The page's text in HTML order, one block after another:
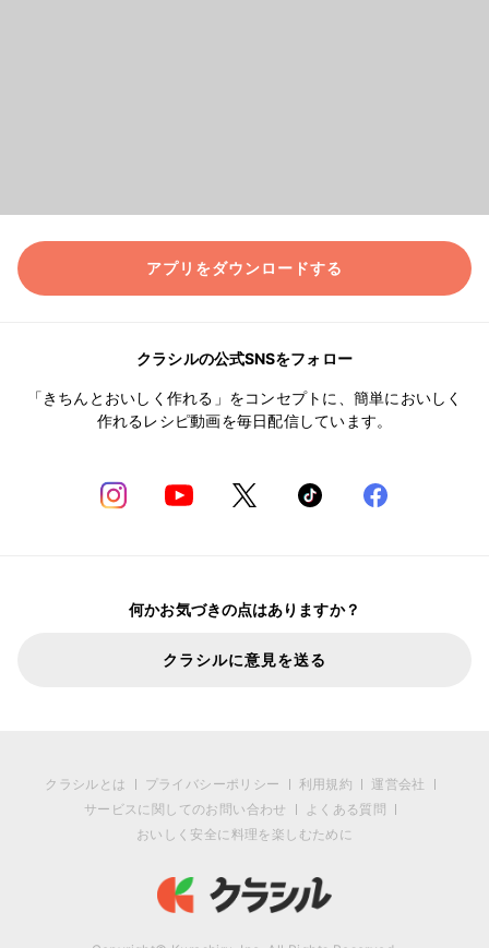
アプリをダウンロードする
クラシルの公式SNSをフォロー
「きちんとおいしく作れる」をコンセプトに、簡単においしく
作れるレシピ動画を毎日配信しています。
何かお気づきの点はありますか？
クラシルに意見を送る
クラシルとは プライバシーポリシー 利用規約
運営会社
サービスに関してのお問い合わせ
よくある質問
おいしく安全に料理を楽しむために